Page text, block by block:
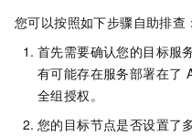
您可以按照如下步骤自助排查：
首先需要确认您的目标服
有可能存在服务部署在了
全组授权。
您的目标节点是否设置了